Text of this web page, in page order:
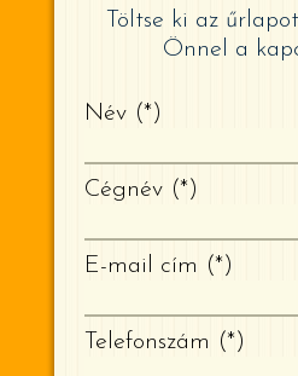
Töltse ki az
Önnel a
Név *
Cégnév *
E-mail cím *
Telefonszám *